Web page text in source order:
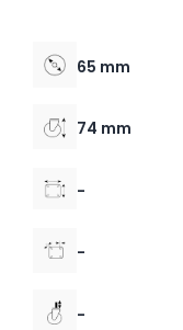
65 mm
74 mm
-
-
-